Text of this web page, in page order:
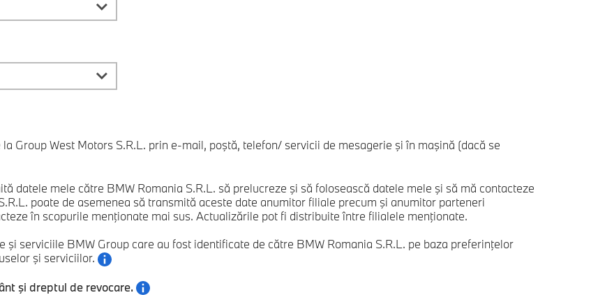
Group West Motors S.R.L. prin e-mail, poştă, telefon/ servicii de mesagerie şi în maşină (dacă se
datele mele către BMW Romania S.R.L. să prelucreze şi să folosească datele mele şi să mă contacteze
poate de asemenea să transmită aceste date anumitor filiale precum şi anumitor parteneri
în scopurile menţionate mai sus. Actualizările pot fi distribuite între filialele menţionate.
serviciile BMW Group care au fost identificate de către BMW Romania S.R.L. pe baza preferinţelor
şi serviciilor.
şi dreptul de revocare.